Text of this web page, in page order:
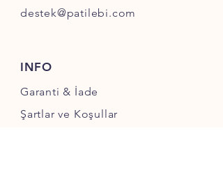
destek@patilebi.com
INFO
Garanti & İade
Şartlar ve Koşullar